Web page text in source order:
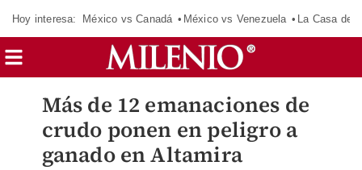
Hoy interesa: México vs Canadá México vs Venezuela La Casa de
Más de 12 emanaciones de
crudo ponen en peligro a
ganado en Altamira